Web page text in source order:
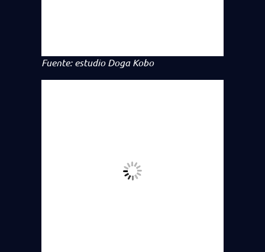
Fuente: estudio Doga Kobo